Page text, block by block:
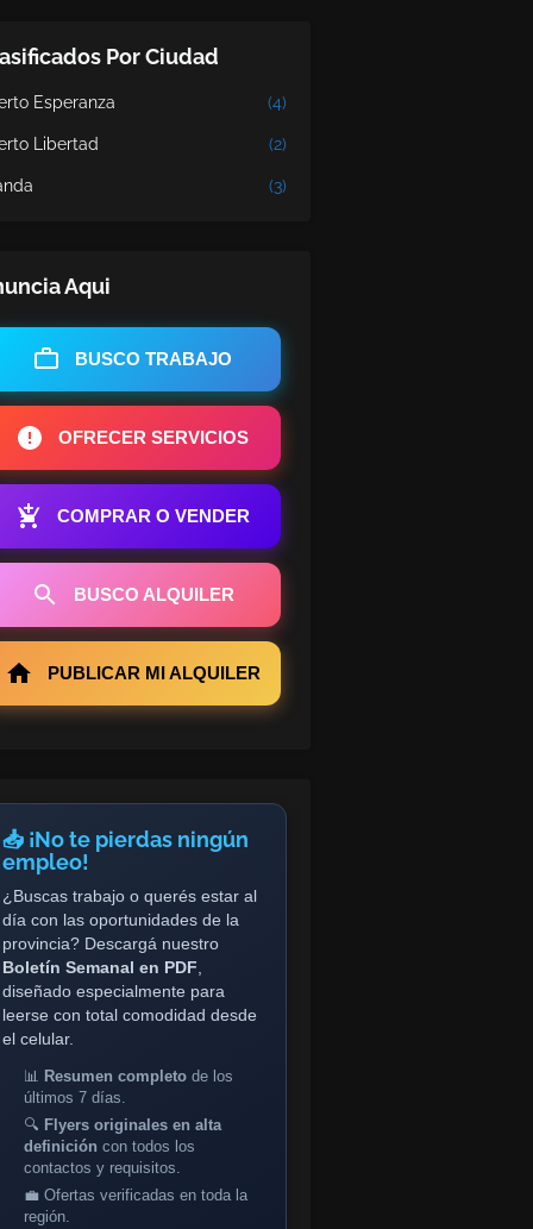
Por Ciudad
Esperanza (4)
Libertad (2)
(3)
Aqui
BUSCO TRABAJO
OFRECER SERVICIOS
COMPRAR O VENDER
BUSCO ALQUILER
PUBLICAR MI ALQUILER
📥 ¡No te pierdas ningún
empleo!
¿Buscas trabajo o querés estar al
día con las oportunidades de la
provincia? Descargá nuestro
Boletín Semanal en PDF
diseñado especialmente para
leerse con total comodidad desde
el celular.
📊 Resumen completo de los
últimos 7 días.
🔍 Flyers originales en alta
definición con todos los
contactos y requisitos.
💼 Ofertas verificadas en toda la
región.